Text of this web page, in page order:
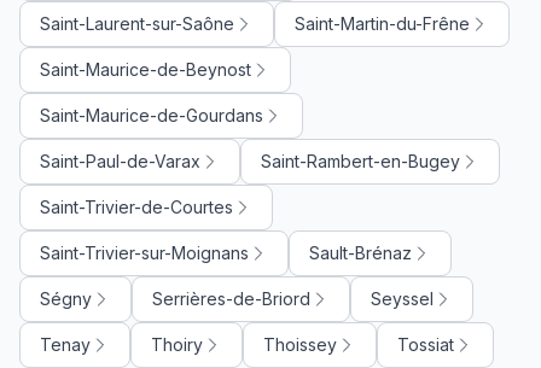
Saint-Laurent-sur-Saône Saint-Martin-du-Frêne
Saint-Maurice-de-Beynost
Saint-Maurice-de-Gourdans
Saint-Paul-de-Varax Saint-Rambert-en-Bugey
Saint-Trivier-de-Courtes
Saint-Trivier-sur-Moignans Sault-Brénaz
Ségny Serrières-de-Briord Seyssel
Tenay Thoiry Thoissey Tossiat